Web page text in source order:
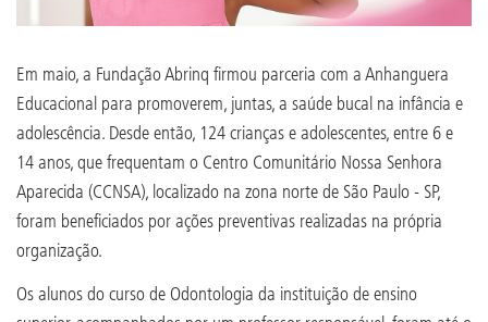
Em maio, a Fundação Abrinq firmou parceria com a Anhanguera
Educacional para promoverem, juntas, a saúde bucal na infância e
adolescência. Desde então, 124 crianças e adolescentes, entre 6 e
14 anos, que frequentam o Centro Comunitário Nossa Senhora
Aparecida (CCNSA), localizado na zona norte de São Paulo - SP,
foram beneficiados por ações preventivas realizadas na própria
organização.
Os alunos do curso de Odontologia da instituição de ensino